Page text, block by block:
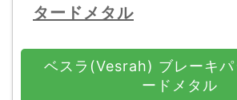
タードメタル
ベスラ(Vesrah) ブレーキパ
ードメタル